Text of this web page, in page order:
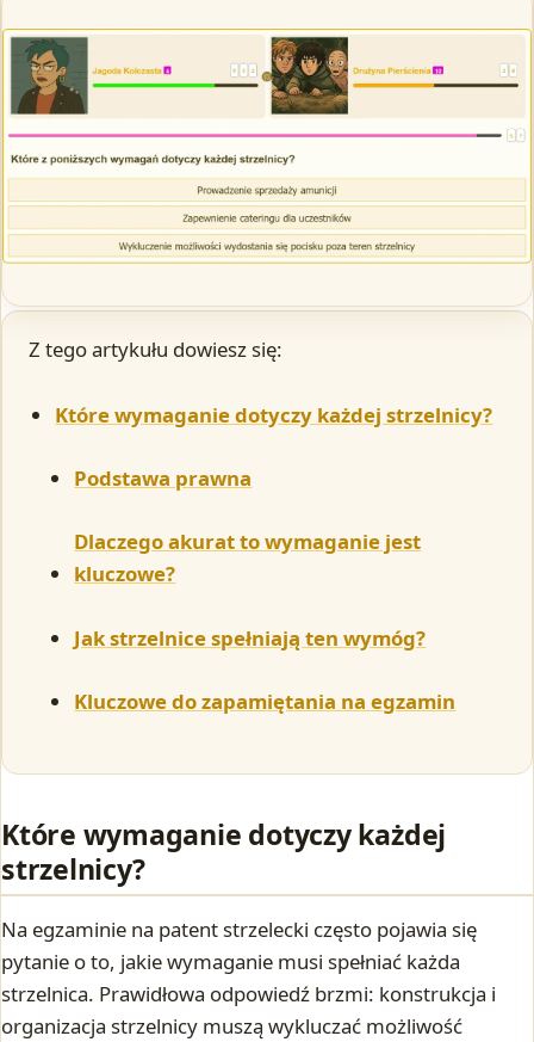
Z tego artykułu dowiesz się:
Które wymaganie dotyczy każdej strzelnicy?
Podstawa prawna
Dlaczego akurat to wymaganie jest
kluczowe?
Jak strzelnice spełniają ten wymóg?
Kluczowe do zapamiętania na egzamin
Które wymaganie dotyczy każdej
strzelnicy?
Na egzaminie na patent strzelecki często pojawia się
pytanie o to, jakie wymaganie musi spełniać każda
strzelnica. Prawidłowa odpowiedź brzmi: konstrukcja i
organizacja strzelnicy muszą wykluczać możliwość